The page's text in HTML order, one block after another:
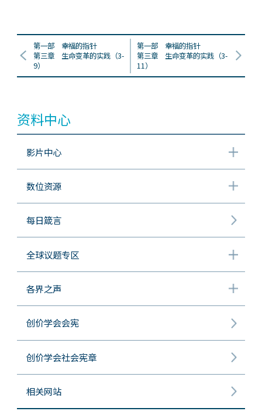
第一部 幸福的指针
第三章 生命变革的实践（3-
9）
第一部 幸福的指针
第三章 生命变革的实践（3-
11）
资料中心
影片中心
数位资源
每日箴言
全球议题专区
各界之声
创价学会会宪
创价学会社会宪章
相关网站